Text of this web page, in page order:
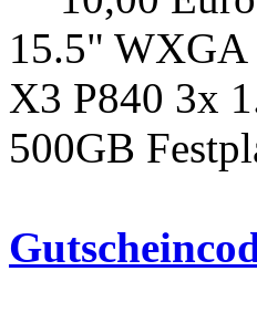
15.5" WXGA
X3 P840 3x
500GB